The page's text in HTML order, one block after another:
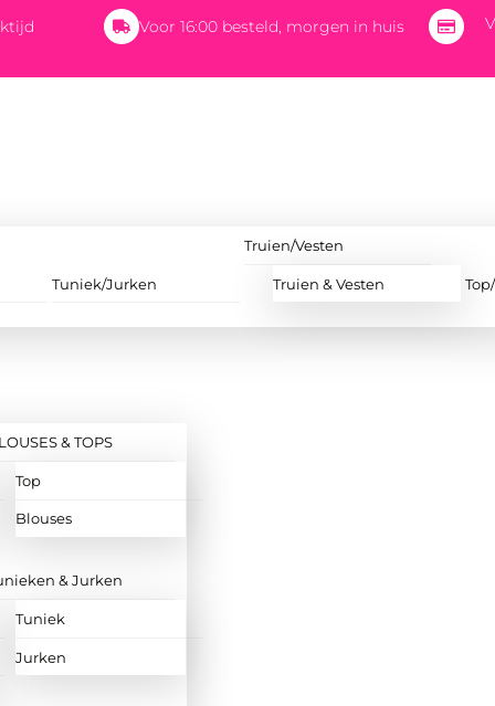
Voor 16:00 besteld, morgen in huis
Tuniek/Jurken
Truien/Vesten
Truien & Vesten
& TOPS
Top
Blouses
& Jurken
Tuniek
Jurken